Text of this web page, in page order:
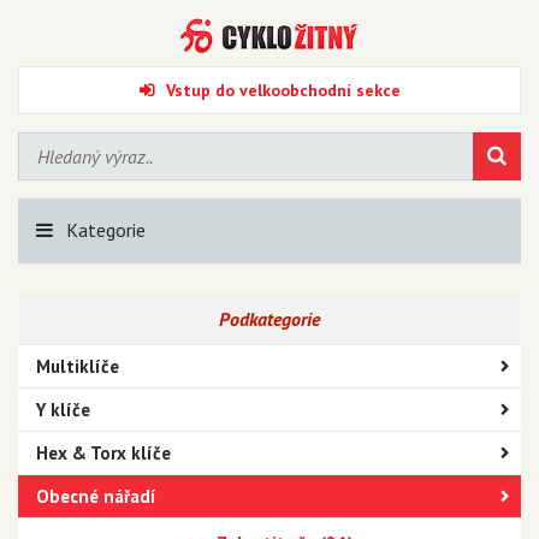
Vstup do velkoobchodní sekce
Kategorie
Podkategorie
Multiklíče
Y klíče
Hex & Torx klíče
Obecné nářadí